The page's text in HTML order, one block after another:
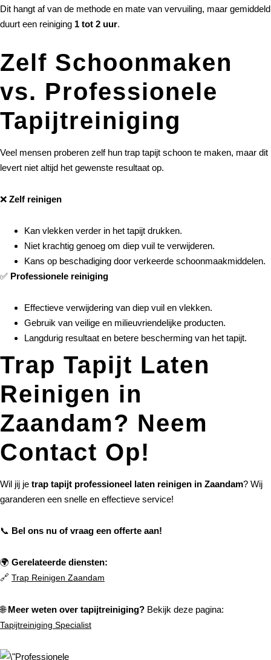
Dit hangt af van de methode en mate van vervuiling, maar gemiddeld
duurt een reiniging 1 tot 2 uur.
Zelf Schoonmaken
vs. Professionele
Tapijtreiniging
Veel mensen proberen zelf hun trap tapijt schoon te maken, maar dit
levert niet altijd het gewenste resultaat op.
❌ Zelf reinigen
Kan vlekken verder in het tapijt drukken.
Niet krachtig genoeg om diep vuil te verwijderen.
Kans op beschadiging door verkeerde schoonmaakmiddelen.
✅ Professionele reiniging
Effectieve verwijdering van diep vuil en vlekken.
Gebruik van veilige en milieuvriendelijke producten.
Langdurig resultaat en betere bescherming van het tapijt.
Trap Tapijt Laten
Reinigen in
Zaandam? Neem
Contact Op!
Wil jij je trap tapijt professioneel laten reinigen in Zaandam? Wij
garanderen een snelle en effectieve service!
📞 Bel ons nu of vraag een offerte aan!
🌍 Gerelateerde diensten:
🔗 Trap Reinigen Zaandam
🌐Meer weten over tapijtreiniging? Bekijk deze pagina:
Tapijtreiniging Specialist